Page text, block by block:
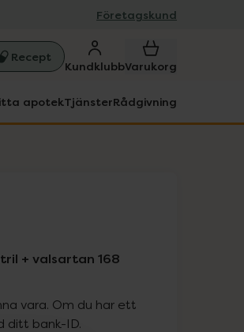
Företagskund
Recept
KundklubbVarukorg
apotekTjänsterRådgivning
+ valsartan 168
vara. Om du har ett
ditt bank-ID.